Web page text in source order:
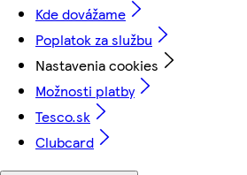
Kde dovážame
Poplatok za službu
Nastavenia cookies
Možnosti platby
Tesco.sk
Clubcard